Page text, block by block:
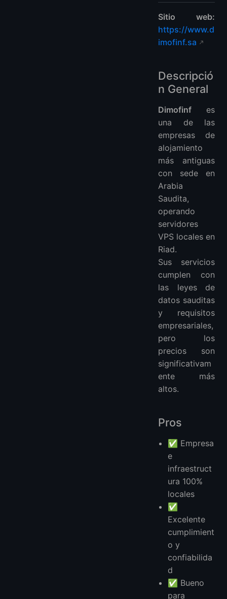
Sitio web:
https://www.d
imofinf.sa
Descripció
n General
Dimofinf es
una de las
empresas de
alojamiento
más antiguas
con sede en
Arabia
Saudita,
operando
servidores
VPS locales en
Riad.
Sus servicios
cumplen con
las leyes de
datos sauditas
y requisitos
empresariales,
pero los
precios son
significativam
ente más
altos.
Pros
✅ Empresa
e
infraestruct
ura 100%
locales
✅
Excelente
cumplimient
o y
confiabilida
d
✅ Bueno
para